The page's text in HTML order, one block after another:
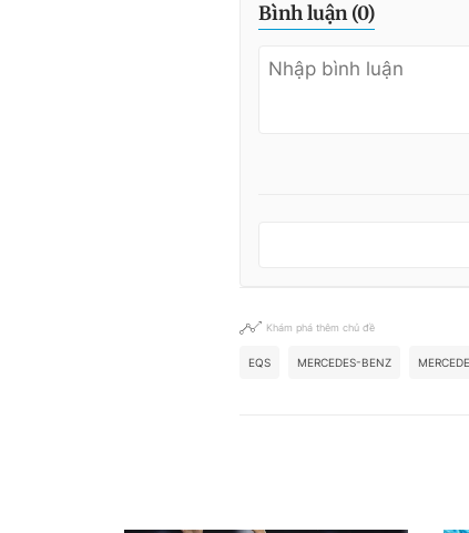
Bình luận (0)
Khám phá thêm chủ đề
EQS MERCEDES-BENZ